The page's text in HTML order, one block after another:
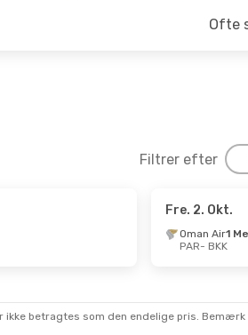
Ofte
Filtrer efter
Fre. 2. Okt.
Oman Air1
PAR- BKK
betragtes som den endelige pris.